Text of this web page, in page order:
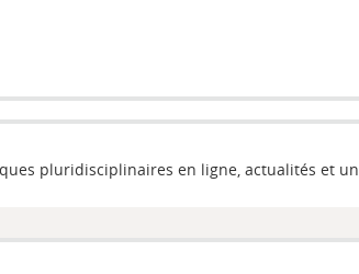
pluridisciplinaires en ligne, actualités et un